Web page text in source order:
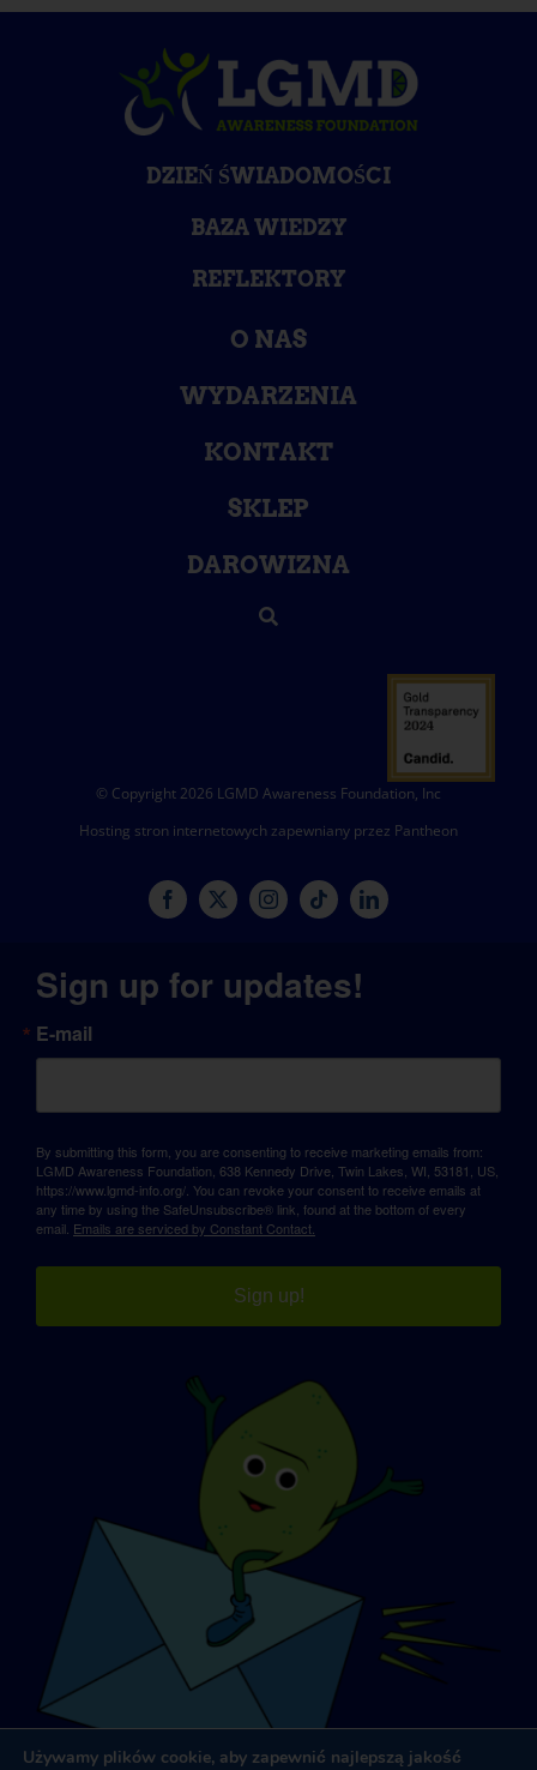
DZIEŃ ŚWIADOMOŚCI
BAZA WIEDZY
REFLEKTORY
O NAS
WYDARZENIA
KONTAKT
SKLEP
DAROWIZNA
© Copyright 2026 LGMD Awareness Foundation, Inc
Hosting stron internetowych zapewniany przez Pantheon
Sign up for updates!
E-mail
By submitting this form, you are consenting to receive marketing emails from:
LGMD Awareness Foundation, 638 Kennedy Drive, Twin Lakes, WI, 53181, US,
https://www.lgmd-info.org/. You can revoke your consent to receive emails at
any time by using the SafeUnsubscribe® link, found at the bottom of every
email. Emails are serviced by Constant Contact.
Sign up!
Używamy plików cookie, aby zapewnić najlepszą jakość